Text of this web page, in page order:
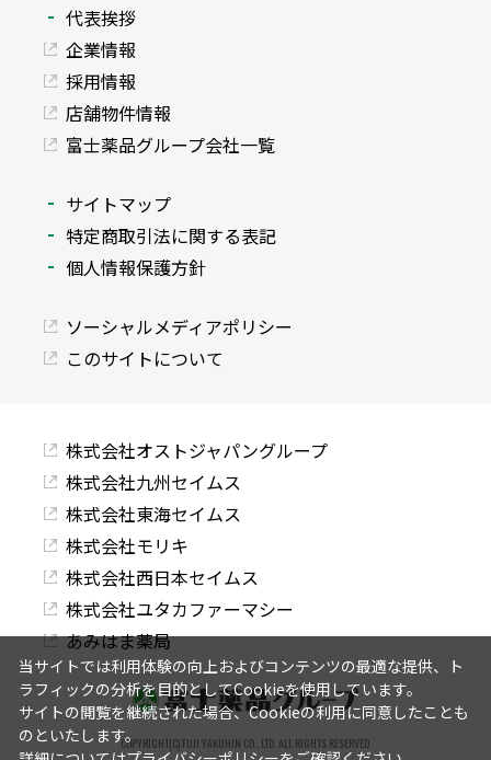
代表挨拶
企業情報
採用情報
店舗物件情報
富士薬品グループ会社一覧
サイトマップ
特定商取引法に関する表記
個人情報保護方針
ソーシャルメディアポリシー
このサイトについて
株式会社オストジャパングループ
株式会社九州セイムス
株式会社東海セイムス
株式会社モリキ
株式会社西日本セイムス
株式会社ユタカファーマシー
あみはま薬局
COPYRIGHT(C) FUJI YAKUHIN CO., LTD. ALL RIGHTS RESERVED.
当サイトでは利用体験の向上およびコンテンツの最適な提供、ト
ラフィックの分析を目的としてCookieを使用しています。
サイトの閲覧を継続された場合、Cookieの利用に同意したことも
のといたします。